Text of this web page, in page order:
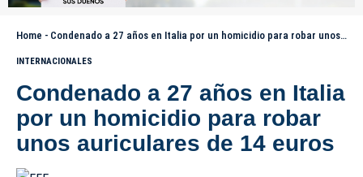
Home - Condenado a 27 años en Italia por un homicidio para robar unos auriculares de 14 euros
INTERNACIONALES
Condenado a 27 años en Italia
por un homicidio para robar
unos auriculares de 14 euros